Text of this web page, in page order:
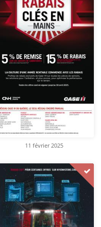
11 février 2025